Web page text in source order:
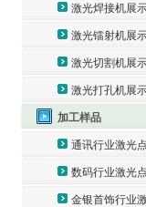
激光焊接机展
激光镭射机展
激光切割机展
激光打孔机展
加工样品
通讯行业激光
数码行业激光
金银首饰行业